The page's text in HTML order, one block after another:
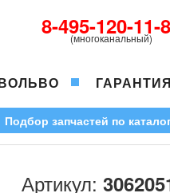
8-495-120-11-
(многоканальный)
Подбор запчастей по
Артикул: